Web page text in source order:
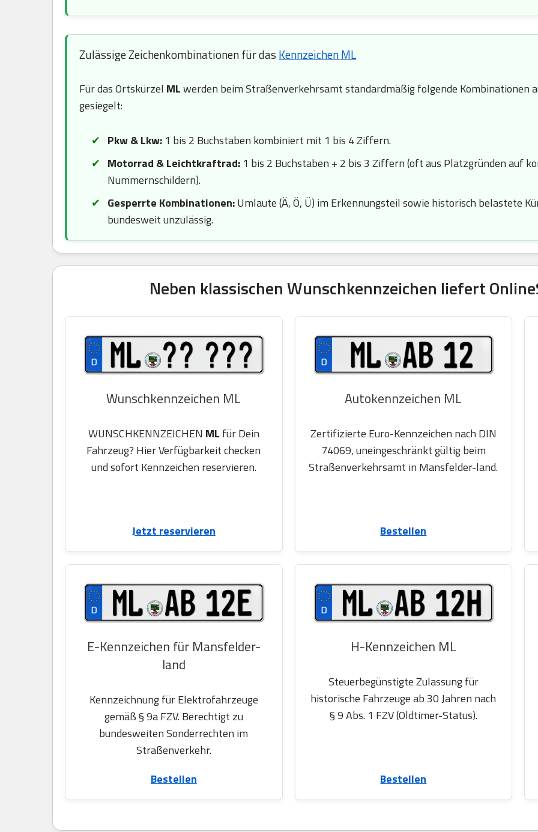
Zulässige Zeichenkombinationen für das Kennzeichen ML
Für das Ortskürzel MLwerden beim Straßenverkehrsamt standardmäßig folgende Kombinationen
gesiegelt:
Pkw & Lkw: 1 bis 2 Buchstaben kombiniert mit 1 bis 4 Ziffern.
Motorrad & Leichtkraftrad: 1 bis 2 Buchstaben + 2 bis 3 Ziffern (oft aus Platzgründen auf
Nummernschildern).
Gesperrte Kombinationen:Umlaute (Ä, Ö, Ü) im Erkennungsteil sowie historisch belastete
bundesweit unzulässig.
Neben klassischen Wunschkennzeichen liefert
Wunschkennzeichen ML
WUNSCHKENNZEICHEN ML für Dein
Fahrzeug? Hier Verfügbarkeit checken
und sofort Kennzeichen reservieren.
Jetzt reservieren
Autokennzeichen ML
Zertifizierte Euro-Kennzeichen nach DIN
74069, uneingeschränkt gültig beim
Straßenverkehrsamt in Mansfelder-land.
Bestellen
E-Kennzeichen für Mansfelder-
land
Kennzeichnung für Elektrofahrzeuge
gemäß § 9a FZV. Berechtigt zu
bundesweiten Sonderrechten im
Straßenverkehr.
Bestellen
H-Kennzeichen ML
Steuerbegünstigte Zulassung für
historische Fahrzeuge ab 30 Jahren nach
§ 9 Abs. 1 FZV (Oldtimer-Status).
Bestellen